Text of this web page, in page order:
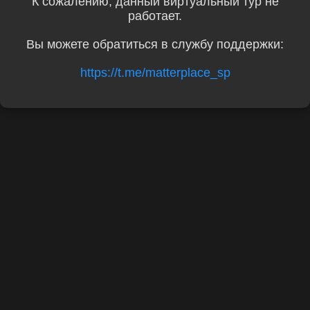
работает.
Вы можете обратиться в службу поддержки:
https://t.me/matterplace_sp